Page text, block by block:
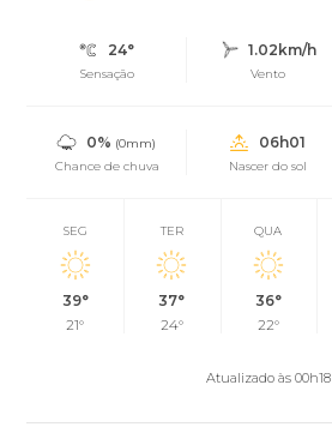
24°
Sensação
1.02km/h
Vento
0% (0mm)
Chance de chuva
06h01
Nascer do sol
SEG
39°
21°
TER
37°
24°
QUA
36°
22°
Atualizado às 00h18